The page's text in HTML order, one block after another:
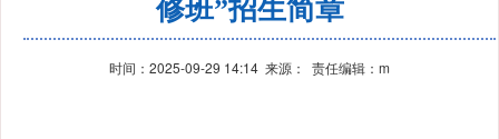
修班”招生简章
时间：2025-09-29 14:14 来源： 责任编辑：m